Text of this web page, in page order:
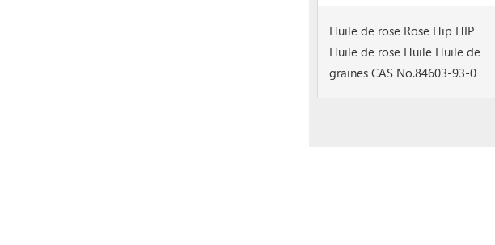
Huile de rose Rose Hip HIP
Huile de rose Huile Huile de
graines CAS No.84603-93-0